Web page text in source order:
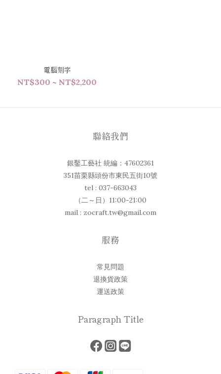
電腦刻字
NT$300 ~ NT$2,200
聯絡我們
銀鑿工藝社 統編：47602361
351苗栗縣頭份市東民五街10號
tel : 037-663043
（二～日）11:00-21:00
mail : zocraft.tw@gmail.com
服務
常見問題
退換貨政策
運送政策
Paragraph Title